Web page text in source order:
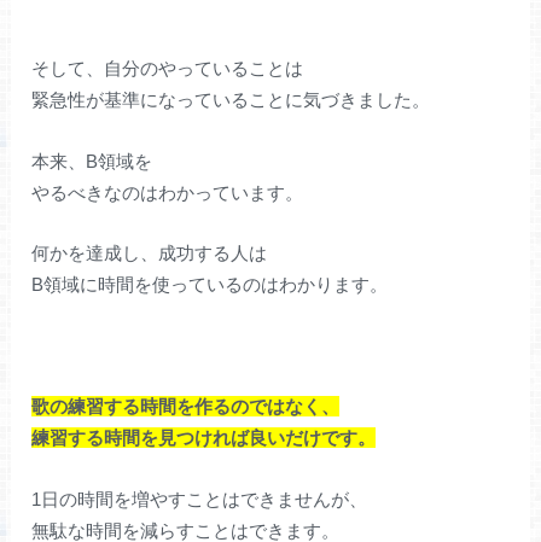
そして、自分のやっていることは
緊急性が基準になっていることに気づきました。
本来、B領域を
やるべきなのはわかっています。
何かを達成し、成功する人は
B領域に時間を使っているのはわかります。
歌の練習する時間を作るのではなく、
練習する時間を見つければ良いだけです。
1日の時間を増やすことはできませんが、
無駄な時間を減らすことはできます。